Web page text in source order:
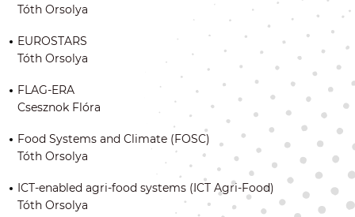
Tóth Orsolya
EUROSTARS
Tóth Orsolya
FLAG-ERA
Csesznok Flóra
Food Systems and Climate (FOSC)
Tóth Orsolya
ICT-enabled agri-food systems (ICT Agri-Food)
Tóth Orsolya